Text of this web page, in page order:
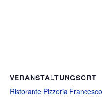
VERANSTALTUNGSORT
Ristorante Pizzeria Francesco